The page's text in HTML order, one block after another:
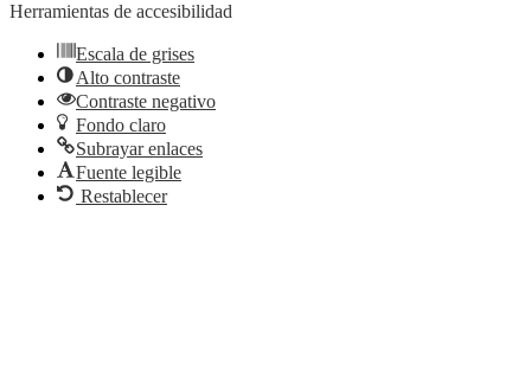
Herramientas de accesibilidad
Escala de grises
Alto contraste
Contraste negativo
Fondo claro
Subrayar enlaces
Fuente legible
Restablecer